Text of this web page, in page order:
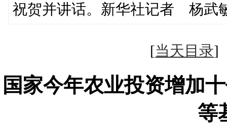
祝贺并讲话。新华社记者 杨武
[当天目录
国家今年农业投资增加
等